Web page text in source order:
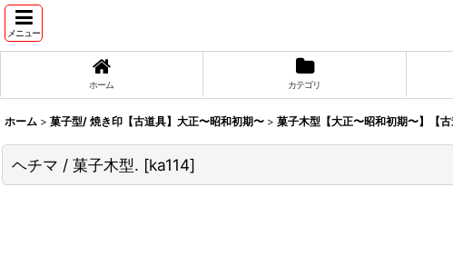
メニュー
ホーム カテゴリ
ホーム > 菓子型/ 焼き印【古道具】大正〜昭和初期〜 > 菓子木型【大正〜昭和初期〜】【
ヘチマ / 菓子木型. [ka114]